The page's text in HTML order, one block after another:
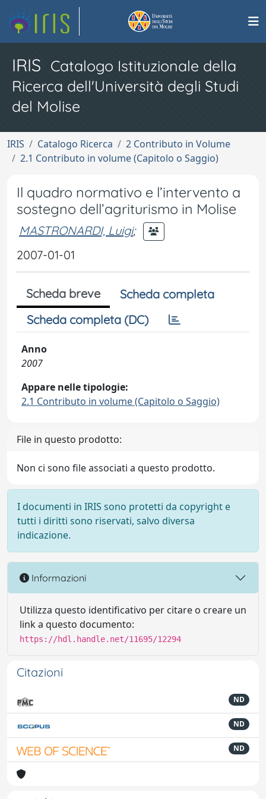
IRIS Catalogo Istituzionale della
Ricerca dell'Università degli Studi
del Molise
IRIS Catalogo Ricerca
2 Contributo in Volume
2.1 Contributo in volume (Capitolo o Saggio)
Il quadro normativo e l’intervento a
sostegno dell’agriturismo in Molise
MASTRONARDI, Luigi;
2007-01-01
Scheda breve
Scheda completa
Scheda completa (DC)
Anno
2007
Appare nelle tipologie:
2.1 Contributo in volume (Capitolo o Saggio)
File in questo prodotto:
Non ci sono file associati a questo prodotto.
I documenti in IRIS sono protetti da copyright e
tutti i diritti sono riservati, salvo diversa
indicazione.
Informazioni
Utilizza questo identificativo per citare o creare un
link a questo documento:
https://hdl.handle.net/11695/12294
Citazioni
ND
ND
ND